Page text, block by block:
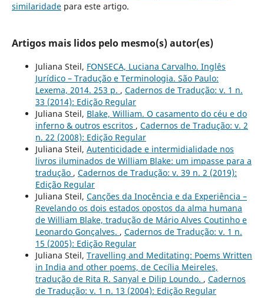
similaridadepara este artigo.
Artigos mais lidos pelo mesmo(s) autor(es)
Juliana Steil, FONSECA, Luciana Carvalho. Inglês
Jurídico – Tradução e Terminologia. São Paulo:
Lexema, 2014. 253 p. , Cadernos de Tradução: v. 1 n.
33 (2014): Edição Regular
Juliana Steil, Blake, William. O casamento do céu e do
inferno & outros escritos , Cadernos de Tradução: v. 2
n. 22 (2008): Edição Regular
Juliana Steil, Autenticidade e intermidialidade nos
livros iluminados de William Blake: um impasse para a
tradução , Cadernos de Tradução: v. 39 n. 2 (2019):
Edição Regular
Juliana Steil, Canções da Inocência e da Experiência –
Revelando os dois estados opostos da alma humana
de William Blake, tradução de Mário Alves Coutinho e
Leonardo Gonçalves. , Cadernos de Tradução: v. 1 n.
15 (2005): Edição Regular
Juliana Steil, Travelling and Meditating: Poems Written
in India and other poems, de Cecília Meireles,
tradução de Rita R. Sanyal e Dilip Loundo. , Cadernos
de Tradução: v. 1 n. 13 (2004): Edição Regular